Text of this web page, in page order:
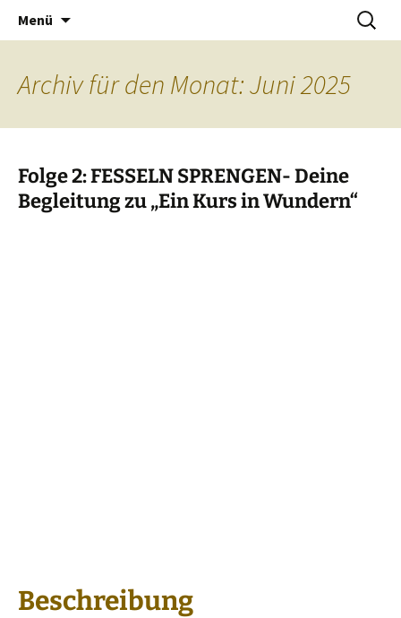
Heilerpraxis Mayan
Mein Licht in dieser Welt.
Menü
Suchen
nach:
Archiv für den Monat: Juni 2025
Folge 2: FESSELN SPRENGEN- Deine
Begleitung zu „Ein Kurs in Wundern“
Beschreibung